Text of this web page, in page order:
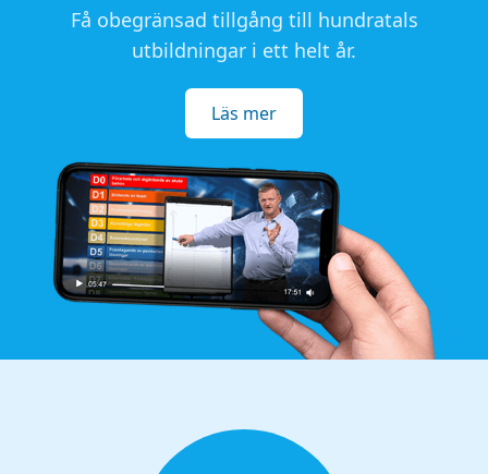
Få obegränsad tillgång till hundratals
utbildningar i ett helt år.
Läs mer